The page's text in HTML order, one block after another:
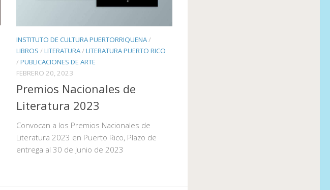
INSTITUTO DE CULTURA PUERTORRIQUENA/
LIBROS /LITERATURA/LITERATURA PUERTO RICO
/PUBLICACIONES DE ARTE
FEBRERO 20, 2023
Premios Nacionales de
Literatura 2023
Convocan a los Premios Nacionales de
Literatura 2023 en Puerto Rico, Plazo de
entrega al 30 de junio de 2023